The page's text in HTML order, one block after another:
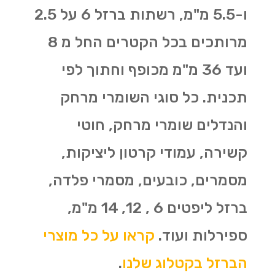
ו-5.5 מ"מ, רשתות ברזל 6 על 2.5
מרותכים בכל הקטרים החל מ 8
ועד 36 מ"מ מכופף וחתוך לפי
תכנית. כל סוגי השומרי מרחק
והנדלים שומרי מרחק, חוטי
קשירה, עמודי קרטון ליציקות,
מסמרים, כובעים, מסמרי פלדה,
ברזל ליפטים 6 , 12, 14 מ"מ,
ספירלות ועוד. קראו על כל מוצרי
הברזל בקטלוג שלנו.